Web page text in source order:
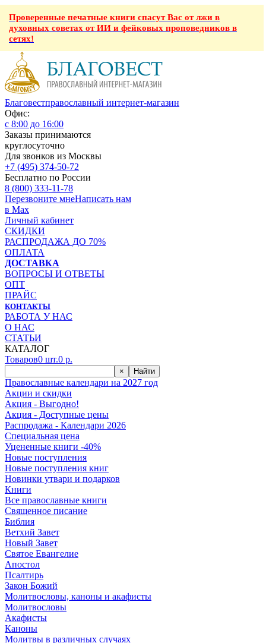
Проверенные печатные книги спасут Вас от лжи в
духовных советах от ИИ и фейковых проповедников в
сетях!
Благовестправославный интернет-магазин
Офис:
с 8:00 до 16:00
Заказы принимаются
круглосуточно
Для звонков из Москвы
+7 (495) 374-50-72
Бесплатно по России
8 (800) 333-11-78
Перезвоните мнеНаписать нам
в Max
Личный кабинет
СКИДКИ
РАСПРОДАЖА ДО 70%
ОПЛАТА
ДОСТАВКА
ВОПРОСЫ И ОТВЕТЫ
ОПТ
ПРАЙС
КОНТАКТЫ
РАБОТА У НАС
О НАС
СТАТЬИ
КАТАЛОГ
Товаров0 шт.0 р.
× Найти
Православные календари на 2027 год
Акции и скидки
Акция - Выгодно!
Акция - Доступные цены
Распродажа - Календари 2026
Специальная цена
Уцененные книги -40%
Новые поступления
Новые поступления книг
Новинки утвари и подарков
Книги
Все православные книги
Священное писание
Библия
Ветхий Завет
Новый Завет
Святое Евангелие
Апостол
Псалтирь
Закон Божий
Молитвословы, каноны и акафисты
Молитвословы
Акафисты
Каноны
Молитвы в различных случаях